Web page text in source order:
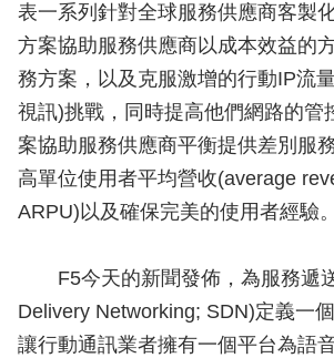
表一系列針對全球服務供應商客製
方案協助服務供應商以成本效益的
務方案，以及克服激增的行動IP流
視訊)挑戰，同時提高他們網路的管
案協助服務供應商平衡提供差別服
高單位使用者平均營收(average
ARPU)以及確保完美的使用者經驗。
F5今天的新聞發佈，為服務遞
Delivery Networking; SDN)定義一
讓行動通訊業者擁有一個平台為語